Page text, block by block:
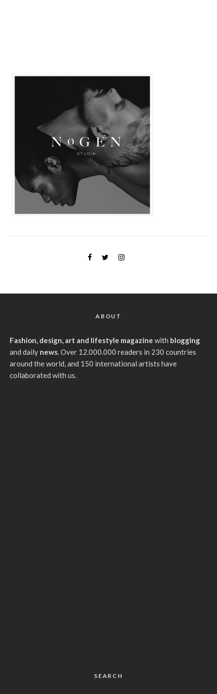
ABOUT
Fashion, design, art and lifestyle magazine with blogging
and daily news. Over 12.000.000 readers in 230 countries
around the world, and 150 international artists have
collaborated with us.
SEARCH